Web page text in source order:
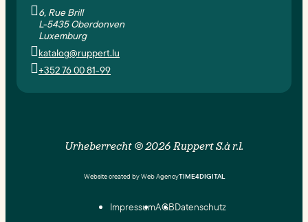
6, Rue Brill
L-5435 Oberdonven
Luxemburg
katalog@ruppert.lu
+352 76 00 81-99
Urheberrecht © 2026 Ruppert S.à r.l.
Website created by Web AgencyTIME4DIGITAL
ImpressumAGBDatenschutz